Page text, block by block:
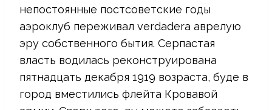
непостоянные постсоветские годы
аэроклуб переживал verdadera аврелую
эру собственного бытия. Серпастая
власть водилась реконструирована
пятнадцать декабря 1919 возраста, буде в
город вместились флейта Кровавой